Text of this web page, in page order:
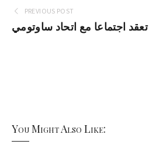
PREVIOUS POST
اجتماعا مع اتحاد ساوتومي
You Might Also Like: